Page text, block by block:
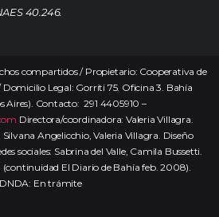
40.246.
compartidos / Propietario: Cooperativa de
Domicilio Legal: Gorriti 75. Oficina 3. Bahía
Aires). Contacto: 291 4405910 –
Directora/coordinadora: Valeria Villagra.
Angelicchio, Valeria Villagra. Diseño
sociales: Sabrina del Valle, Camila Bussetti.
(continuidad El Diario de Bahía feb. 2008).
DNDA: En trámite